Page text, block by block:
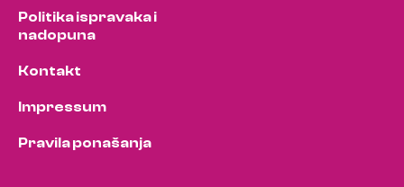
Politika ispravaka i
nadopuna
Kontakt
Impressum
Pravila ponašanja